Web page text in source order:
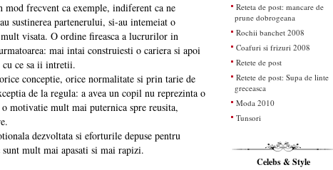
mod frecvent ca exemple, indiferent ca ne
sustinerea partenerului, si-au intemeiat o
visata. O ordine fireasca a lucrurilor in
mai intai construiesti o cariera si apoi
cu ce sa ii intretii.
conceptie, orice normalitate si prin tarie de
de la regula: a avea un copil nu reprezinta o
motivatie mult mai puternica spre reusita,
dezvoltata si eforturile depuse pentru
sunt mult mai apasati si mai rapizi.
Reteta de post: mancare de
prune dobrogeana
Rochii banchet 2008
Coafuri si frizuri 2008
Retete de post
Retete de post: Supa de linte
greceasca
Moda 2010
Tunsori
Celebs & Style